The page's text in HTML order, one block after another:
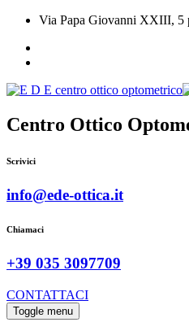
Via Papa Giovanni XXIII, 5
Centro Ottico
Scrivici
info@ede-ottica.it
Chiamaci
+39 035 3097709
CONTATTACI
Toggle menu